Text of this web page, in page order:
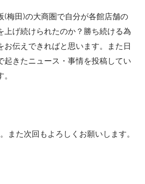
(梅田)の大商圏で自分が各館店舗の
上げ続けられたのか？勝ち続ける為
お伝えできればと思います。また日
起きたニュース・事情を投稿してい
また次回もよろしくお願いします。